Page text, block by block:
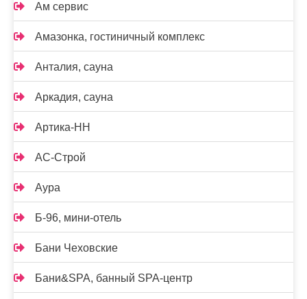
Ам сервис
Амазонка, гостиничный комплекс
Анталия, сауна
Аркадия, сауна
Артика-НН
АС-Строй
Аура
Б-96, мини-отель
Бани Чеховские
Бани&SPA, банный SPA-центр